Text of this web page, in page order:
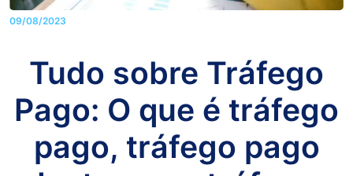
09/08/2023
Tudo sobre Tráfego
Pago: O que é tráfego
pago, tráfego pago